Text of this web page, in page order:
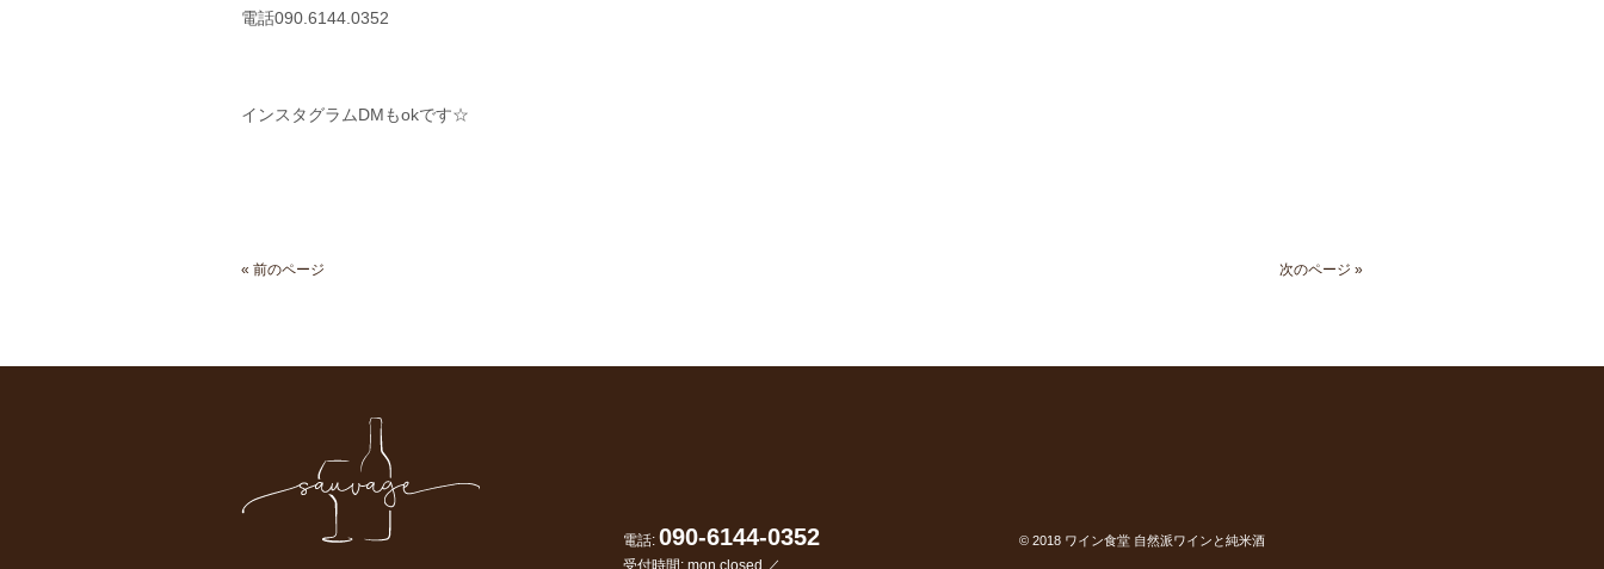
電話090.6144.0352
インスタグラムDMもokです☆
« 前のページ 次のページ »
電話: 090-6144-0352
受付時間: mon closed ／
© 2018 ワイン食堂 自然派ワインと純米酒